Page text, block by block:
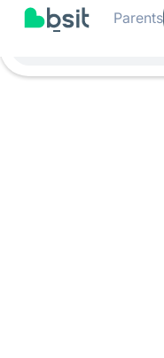
Parents